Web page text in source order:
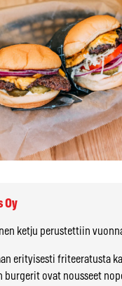
Oy
ketju perustettiin
erityisesti friteeratusta
burgerit ovat nousseet